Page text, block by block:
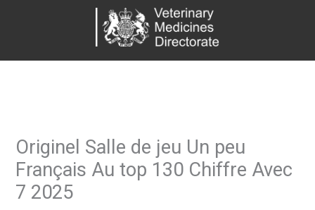
Originel Salle de jeu Un peu
Français Au top 130 Chiffre Avec
7 2025